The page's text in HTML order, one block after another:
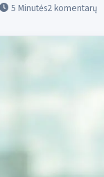
5 Minutės2 komentarų